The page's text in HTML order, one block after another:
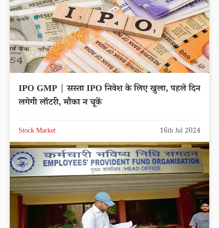
IPO GMP | सस्ता IPO निवेश के लिए खुला, पहले दिन
लगेगी लॉटरी, मौका न चूकें
Stock Market 16th Jul 2024